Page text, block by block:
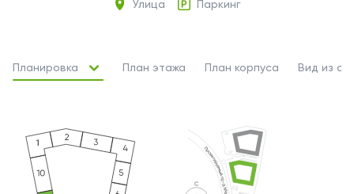
Улица Паркинг
Планировка План этажа План корпуса Вид из